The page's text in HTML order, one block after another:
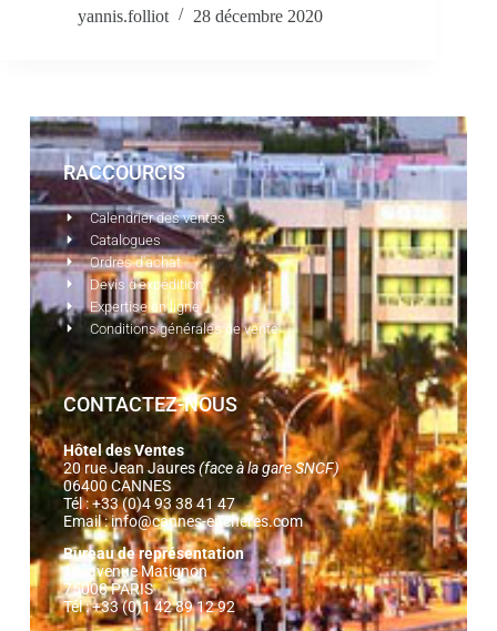
yannis.folliot 28 décembre 2020
RACCOURCIS
Calendrier des ventes
Catalogues
Ordres d'achat
Devis d'expédition
Expertise en ligne
Conditions générales de vente
CONTACTEZ-NOUS
Hôtel des Ventes
20 rue Jean Jaures(face à la gare SNCF)
06400 CANNES
Tél : +33 (0)4 93 38 41 47
Email :info@cannes-encheres.com
Bureau de représentation
14, avenue Matignon
75008 PARIS
Tél : +33 (0)1 42 89 12 92